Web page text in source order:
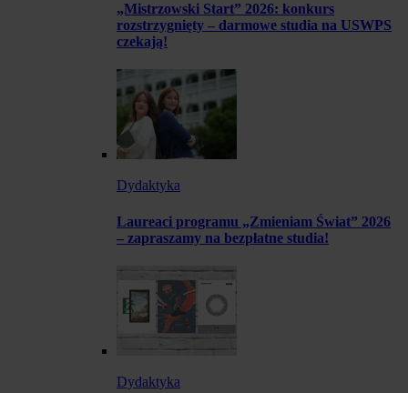
„Mistrzowski Start” 2026: konkurs
rozstrzygnięty – darmowe studia na USWPS
czekają!
Dydaktyka
Laureaci programu „Zmieniam Świat” 2026
– zapraszamy na bezpłatne studia!
Dydaktyka